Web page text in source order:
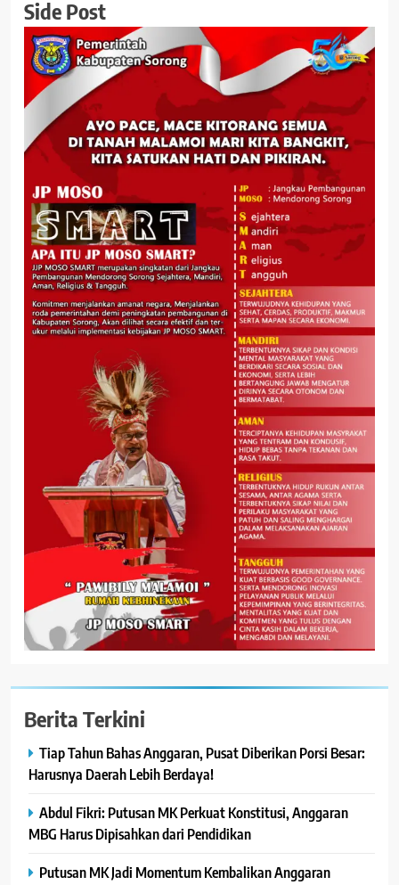
Side Post
Berita Terkini
Tiap Tahun Bahas Anggaran, Pusat Diberikan Porsi Besar:
Harusnya Daerah Lebih Berdaya!
Abdul Fikri: Putusan MK Perkuat Konstitusi, Anggaran
MBG Harus Dipisahkan dari Pendidikan
Putusan MK Jadi Momentum Kembalikan Anggaran